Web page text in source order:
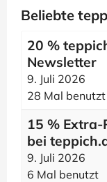
Beliebte
20 %
Newsletter
9. Juli 2026
28 Mal benutzt
15 %
bei
9. Juli 2026
6 Mal benutzt